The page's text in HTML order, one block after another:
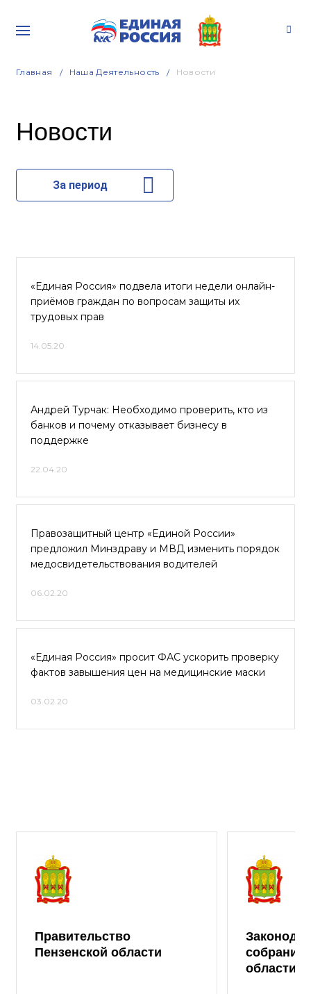
Главная Наша Деятельность Новости
Новости
За период
«Единая Россия» подвела итоги недели онлайн-
приёмов граждан по вопросам защиты их
трудовых прав
14.05.20
Андрей Турчак: Необходимо проверить, кто из
банков и почему отказывает бизнесу в
поддержке
22.04.20
Правозащитный центр «Единой России»
предложил Минздраву и МВД изменить порядок
медосвидетельствования водителей
06.02.20
«Единая Россия» просит ФАС ускорить проверку
фактов завышения цен на медицинские маски
03.02.20
Правительство
Пензенской области
собрание
области